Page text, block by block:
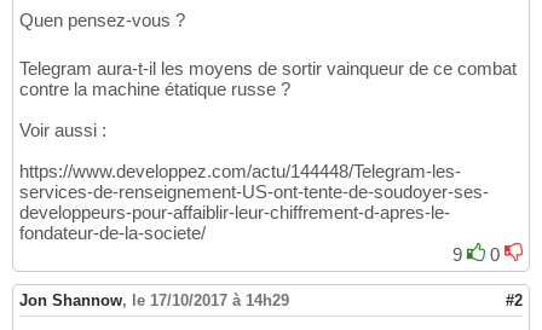
Quen pensez-vous ?
Telegram aura-t-il les moyens de sortir vainqueur de ce combat
contre la machine étatique russe ?
Voir aussi :
https://www.developpez.com/actu/144448/Telegram-les-
services-de-renseignement-US-ont-tente-de-soudoyer-ses-
developpeurs-pour-affaiblir-leur-chiffrement-d-apres-le-
fondateur-de-la-societe/
9
0
Jon Shannow, le 17/10/2017 à 14h29 #2